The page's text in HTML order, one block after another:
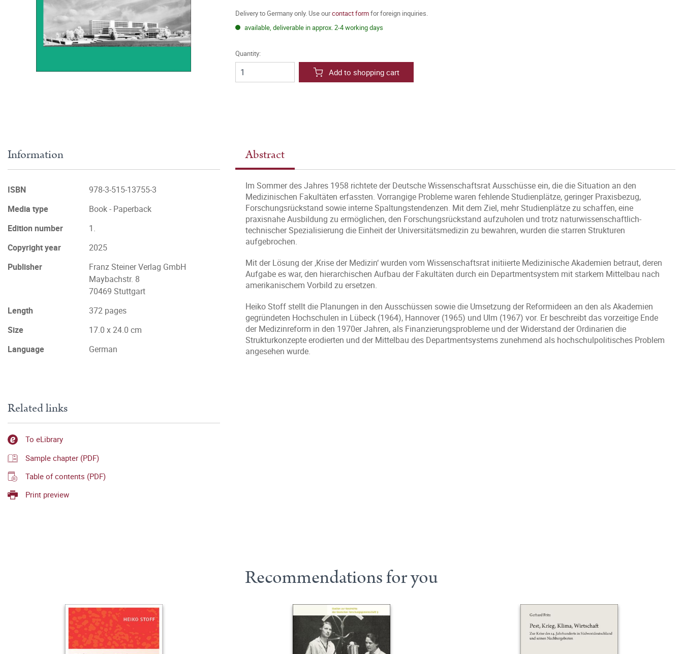
Delivery to Germany only. Use ourcontact formfor foreign inquiries.
available, deliverable in approx. 2-4 working days
Quantity:
Add to shopping cart
Abstract
Im Sommer des Jahres 1958 richtete der Deutsche Wissenschaftsrat Ausschüsse ein, die die Situation an den
Medizinischen Fakultäten erfassten. Vorrangige Probleme waren fehlende Studienplätze, geringer Praxisbezug,
Forschungsrückstand sowie interne Spaltungstendenzen. Mit dem Ziel, mehr Studienplätze zu schaffen, eine
praxisnahe Ausbildung zu ermöglichen, den Forschungsrückstand aufzuholen und trotz naturwissenschaftlich-
technischer Spezialisierung die Einheit der Universitätsmedizin zu bewahren, wurden die starren Strukturen
aufgebrochen.
Mit der Lösung der ‚Krise der Medizin‘ wurden vom Wissenschaftsrat initiierte Medizinische Akademien betraut, deren
Aufgabe es war, den hierarchischen Aufbau der Fakultäten durch ein Departmentsystem mit starkem Mittelbau nach
amerikanischem Vorbild zu ersetzen.
Heiko Stoff stellt die Planungen in den Ausschüssen sowie die Umsetzung der Reformideen an den als Akademien
gegründeten Hochschulen in Lübeck (1964), Hannover (1965) und Ulm (1967) vor. Er beschreibt das vorzeitige Ende
der Medizinreform in den 1970er Jahren, als Finanzierungsprobleme und der Widerstand der Ordinarien die
Strukturkonzepte erodierten und der Mittelbau des Departmentsystems zunehmend als hochschulpolitisches Problem
angesehen wurde.
Information
ISBN
978-3-515-13755-3
Media type
Book - Paperback
Edition number
1.
Copyright year
2025
Publisher
Franz Steiner Verlag GmbH
Maybachstr. 8
70469 Stuttgart
Length
372 pages
Size
17.0 x 24.0 cm
Language
German
Related links
To eLibrary
Sample chapter (PDF)
Table of contents (PDF)
Print preview
Recommendations for you